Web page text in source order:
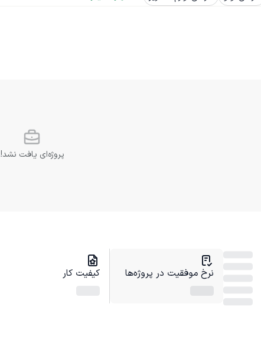
پروژه‌ای یافت نشد!
نرخ موفقیت در پروژه‌ها کیفیت کار